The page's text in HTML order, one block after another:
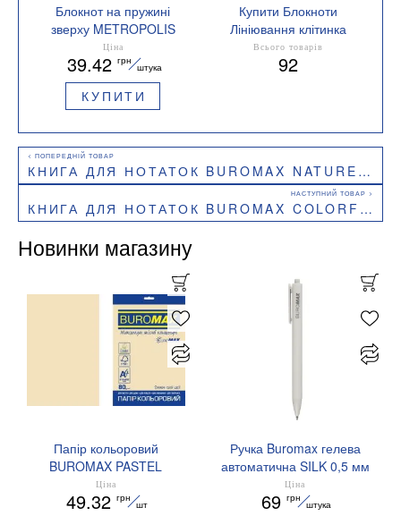
Блокнот на пружині
зверху METROPOLIS
А-5 48 аркушів,
клітинка, картонна
обкладинка Buromax
BM.24545101
Ціна
39.42 грн
штука
КУПИТИ
Купити Блокноти
Лініювання клітинка
Всього товарів
92
КНИГА ДЛЯ НОТАТОК BUROMAX NATURE А5 32 АРК КЛІТИНКА BM.24822101
КНИГА ДЛЯ НОТАТОК BUROMAX COLORFUL А5 96 АРК КЛІТИНКА BM.24572111-08
Новинки магазину
Папір кольоровий
BUROMAX PASTEL
EUROMAX 20 арк А4 80 г/
мс BM.2721220E-08
Ціна
49.32 грн
шт
Ручка Buromax гелева
автоматична SILK 0,5 мм
сині чорнила BM.83100
Ціна
69 грн
штука